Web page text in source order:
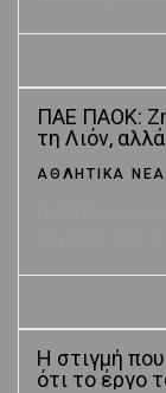
ΠΑΕ ΠΑΟΚ:
τη Λιόν,
ΑΘΛΗΤΙΚΑ ΝΕΑ
Η στιγμή
ότι το έργο